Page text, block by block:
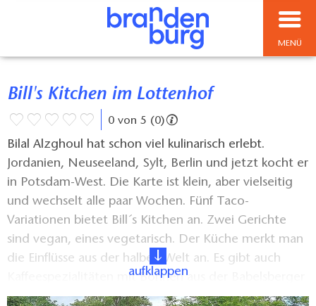
MENÜ
Bill's Kitchen im Lottenhof
0 von 5 (0)
Bilal Alzghoul hat schon viel kulinarisch erlebt.
Jordanien, Neuseeland, Sylt, Berlin und jetzt kocht er
in Potsdam-West. Die Karte ist klein, aber vielseitig
und wechselt alle paar Wochen. Fünf Taco-
Variationen bietet Bill´s Kitchen an. Zwei Gerichte
sind vegan, eines vegetarisch. Der Küche merkt man
die Einflüsse aus der halben Welt an. Es gibt auch
Kaffeespezialitäten mit Bohnen aus der Babelsberger
Buena Vida-Rösterei, alkoholfreie Getränke, Eis,
aufklappen